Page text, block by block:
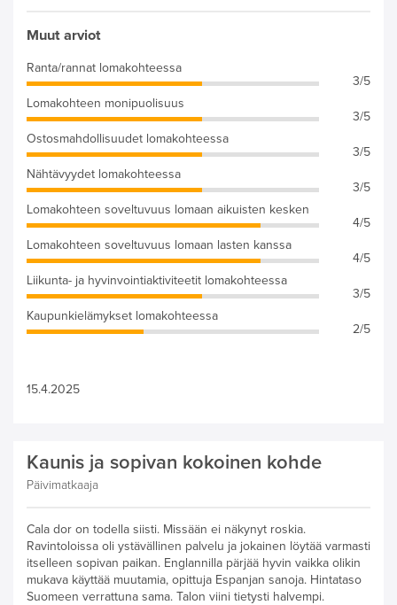
Muut arviot
Ranta/rannat lomakohteessa
3/5
Lomakohteen monipuolisuus
3/5
Ostosmahdollisuudet lomakohteessa
3/5
Nähtävyydet lomakohteessa
3/5
Lomakohteen soveltuvuus lomaan aikuisten kesken
4/5
Lomakohteen soveltuvuus lomaan lasten kanssa
4/5
Liikunta- ja hyvinvointiaktiviteetit lomakohteessa
3/5
Kaupunkielämykset lomakohteessa
2/5
15.4.2025
Kaunis ja sopivan kokoinen kohde
Päivimatkaaja
Cala dor on todella siisti. Missään ei näkynyt roskia.
Ravintoloissa oli ystävällinen palvelu ja jokainen löytää varmasti
itselleen sopivan paikan. Englannilla pärjää hyvin vaikka olikin
mukava käyttää muutamia, opittuja Espanjan sanoja. Hintataso
Suomeen verrattuna sama. Talon viini tietysti halvempi.